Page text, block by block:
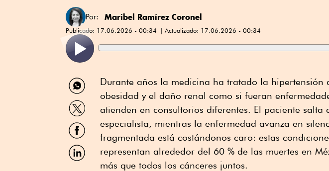
Por: Maribel Ramírez Coronel
Publicado: 17.06.2026 - 00:34 Actualizado: 17.06.2026 - 00:34
Compartir
por
WhatsApp
Compartir
por
Twitter
Compartir
por
Facebook
Compartir
por
Durante años la medicina ha tratado la hipertensión
obesidad y el daño renal como si fueran
atienden en consultorios diferentes. El paciente salta
especialista, mientras la enfermedad avanza en
fragmentada está costándonos caro: estas
representan alrededor del 60 % de las muertes en
más que todos los cánceres juntos.